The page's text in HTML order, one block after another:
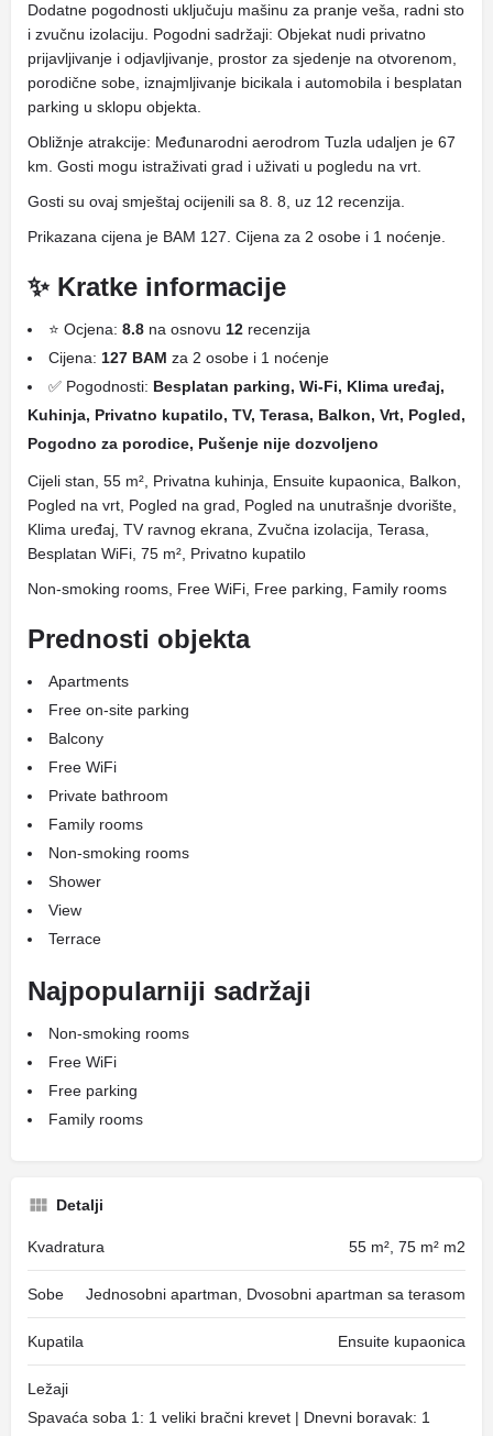
Dodatne pogodnosti uključuju mašinu za pranje veša, radni sto
i zvučnu izolaciju. Pogodni sadržaji: Objekat nudi privatno
prijavljivanje i odjavljivanje, prostor za sjedenje na otvorenom,
porodične sobe, iznajmljivanje bicikala i automobila i besplatan
parking u sklopu objekta.
Obližnje atrakcije: Međunarodni aerodrom Tuzla udaljen je 67
km. Gosti mogu istraživati ​​grad i uživati ​​u pogledu na vrt.
Gosti su ovaj smještaj ocijenili sa 8. 8, uz 12 recenzija.
Prikazana cijena je BAM 127. Cijena za 2 osobe i 1 noćenje.
✨ Kratke informacije
⭐ Ocjena: 8.8 na osnovu 12 recenzija
Cijena: 127 BAM za 2 osobe i 1 noćenje
✅ Pogodnosti: Besplatan parking, Wi-Fi, Klima uređaj,
Kuhinja, Privatno kupatilo, TV, Terasa, Balkon, Vrt, Pogled,
Pogodno za porodice, Pušenje nije dozvoljeno
Cijeli stan, 55 m², Privatna kuhinja, Ensuite kupaonica, Balkon,
Pogled na vrt, Pogled na grad, Pogled na unutrašnje dvorište,
Klima uređaj, TV ravnog ekrana, Zvučna izolacija, Terasa,
Besplatan WiFi, 75 m², Privatno kupatilo
Non-smoking rooms, Free WiFi, Free parking, Family rooms
Prednosti objekta
Apartments
Free on-site parking
Balcony
Free WiFi
Private bathroom
Family rooms
Non-smoking rooms
Shower
View
Terrace
Najpopularniji sadržaji
Non-smoking rooms
Free WiFi
Free parking
Family rooms
Detalji
Kvadratura 55 m², 75 m² m2
Sobe Jednosobni apartman, Dvosobni apartman sa terasom
Kupatila Ensuite kupaonica
Ležaji
Spavaća soba 1: 1 veliki bračni krevet | Dnevni boravak: 1